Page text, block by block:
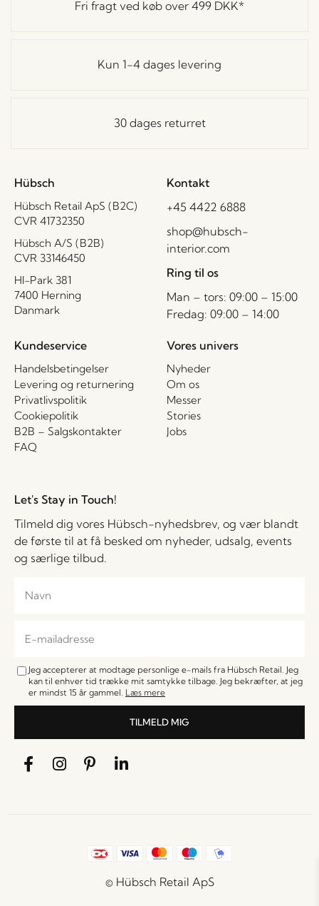
Fri fragt ved køb over 499 DKK*
Kun 1-4 dages levering
30 dages returret
Hübsch
Hübsch Retail ApS (B2C)
CVR 41732350
Hübsch A/S (B2B)
CVR 33146450
HI-Park 381
7400 Herning
Danmark
Kontakt
+45 4422 6888
shop@hubsch-
interior.com
Ring til os
Man – tors: 09:00 – 15:00
Fredag: 09:00 – 14:00
Kundeservice
Handelsbetingelser
Levering og returnering
Privatlivspolitik
Cookiepolitik
B2B – Salgskontakter
FAQ
Vores univers
Nyheder
Om os
Messer
Stories
Jobs
Let's Stay in Touch!
Tilmeld dig vores Hübsch-nyhedsbrev, og vær blandt
de første til at få besked om nyheder, udsalg, events
og særlige tilbud.
Jeg accepterer at modtage personlige e-mails fra Hübsch Retail. Jeg
kan til enhver tid trække mit samtykke tilbage. Jeg bekræfter, at jeg
er mindst 15 år gammel. Læs mere
TILMELD MIG
© Hübsch Retail ApS